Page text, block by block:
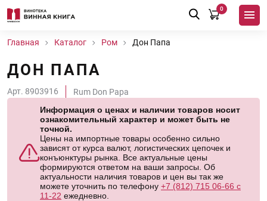
0
Главная Каталог Ром Дон Папа
ДОН ПАПА
Арт. 8903916
Rum Don Papa
Информация о ценах и наличии товаров носит
ознакомительный характер и может быть не
точной.
Цены на импортные товары особенно сильно
зависят от курса валют, логистических цепочек и
конъюнктуры рынка. Все актуальные цены
формируются ответом на ваши запросы. Об
актуальности наличия товаров и цен вы так же
можете уточнить по телефону +7 (812) 715 06-66 с
11-22 ежедневно.